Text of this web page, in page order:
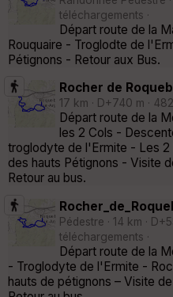
téléchargements ·
Départ route de la
Rouquaire - Troglodte de
Pétignons - Retour aux Bus.
Rocher de
17 km · D+740 m ·
Départ route de la
les 2 Cols -
troglodyte de l'Ermite - Les 2
des hauts Pétignons - Visite
Retour au bus.
Pédestre · 14 km ·
téléchargements ·
Départ route de la
- Troglodyte de l'Ermite -
hauts de pétignons – Visite